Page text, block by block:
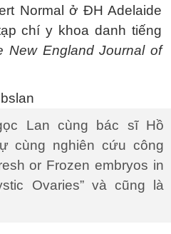
Normal ở ĐH Adelaide
chí y khoa danh tiếng
New England Journal of
Lan cùng bác sĩ Hồ
cùng nghiên cứu công
or Frozen embryos in
Ovaries” và cũng là